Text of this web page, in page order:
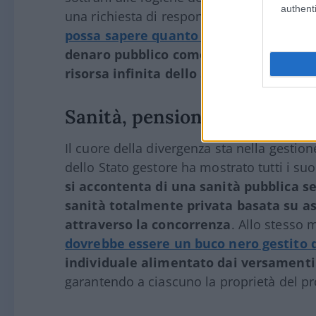
una richiesta di responsabilità e
possa sapere quanto spendono e come
denaro pubblico come frutto del
risorsa infinita dello Stato
Sanità, pensioni e il
Il cuore della divergenza sta nella
dello Stato gestore ha mostrato tutti i
si accontenta di una sanità pubblica
sanità totalmente privata basata su
attraverso la concorrenza. Allo stesso
dovrebbe essere un buco nero gestito
individuale alimentato dai
garantendo a ciascuno la proprietà del